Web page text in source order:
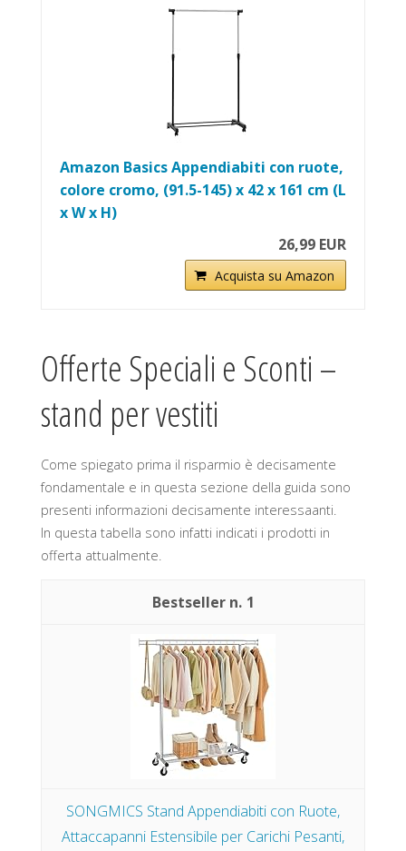
Amazon Basics Appendiabiti con ruote,
colore cromo, (91.5-145) x 42 x 161 cm (L
x W x H)
26,99 EUR
Acquista su Amazon
Offerte Speciali e Sconti –
stand per vestiti
Come spiegato prima il risparmio è decisamente
fondamentale e in questa sezione della guida sono
presenti informazioni decisamente interessaanti.
In questa tabella sono infatti indicati i prodotti in
offerta attualmente.
1
SONGMICS Stand Appendiabiti con Ruote,
Attaccapanni Estensibile per Carichi Pesanti,